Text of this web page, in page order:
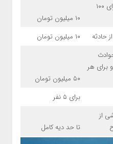
کمک هزینه کاشت حلزون برای ۱۰۰
۱۰ میلیون تومان
حادثه ۱۰ میلیون تومان
و برای هر
۵۰ میلیون تومان
برای ۵ نفر
از
تا حد دیه کامل